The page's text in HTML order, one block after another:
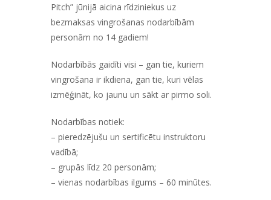
Pitch” jūnijā aicina rīdziniekus uz
bezmaksas vingrošanas nodarbībām
personām no 14 gadiem!
Nodarbībās gaidīti visi – gan tie, kuriem
vingrošana ir ikdiena, gan tie, kuri vēlas
izmēģināt, ko jaunu un sākt ar pirmo soli.
Nodarbības notiek:
– pieredzējušu un sertificētu instruktoru
vadībā;
– grupās līdz 20 personām;
– vienas nodarbības ilgums – 60 minūtes.